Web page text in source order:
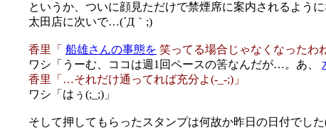
というか、ついに顔見ただけで禁煙席に案内されるよう
太田店に次いで…(´Д｀;)
香里「 船雄さんの事態を 笑ってる場合じゃなくなったわ
ワシ「うーむ、ココは週1回ペースの筈なんだが…。あ、
香里「…それだけ通ってれば充分よ(-_-;)」
ワシ「はぅ(;_;)」
そして押してもらったスタンプは何故か昨日の日付でした